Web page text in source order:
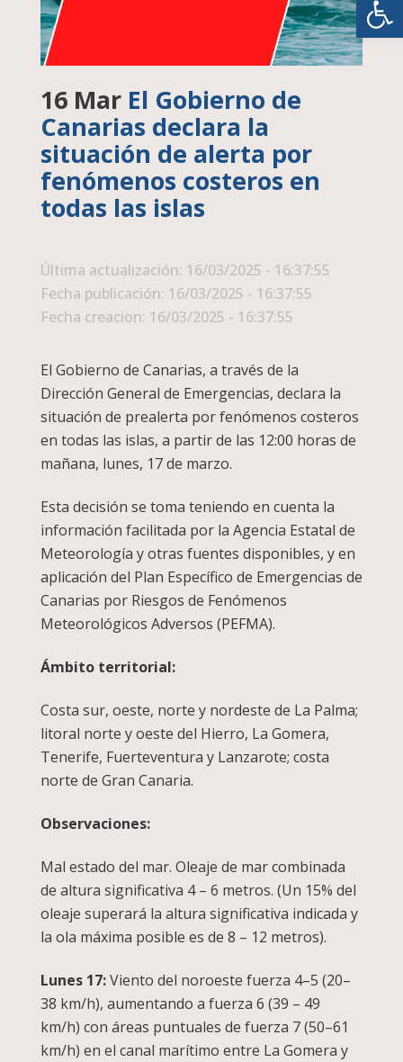
16 MarEl Gobierno de
Canarias declara la
situación de alerta por
fenómenos costeros en
todas las islas
Última actualización: 16/03/2025 - 16:37:55
Fecha publicación: 16/03/2025 - 16:37:55
Fecha creacion: 16/03/2025 - 16:37:55
El Gobierno de Canarias, a través de la
Dirección General de Emergencias, declara la
situación de prealerta por fenómenos costeros
en todas las islas, a partir de las 12:00 horas de
mañana, lunes, 17 de marzo.
Esta decisión se toma teniendo en cuenta la
información facilitada por la Agencia Estatal de
Meteorología y otras fuentes disponibles, y en
aplicación del Plan Específico de Emergencias de
Canarias por Riesgos de Fenómenos
Meteorológicos Adversos (PEFMA).
Ámbito territorial:
Costa sur, oeste, norte y nordeste de La Palma;
litoral norte y oeste del Hierro, La Gomera,
Tenerife, Fuerteventura y Lanzarote; costa
norte de Gran Canaria.
Observaciones:
Mal estado del mar. Oleaje de mar combinada
de altura significativa 4 – 6 metros. (Un 15% del
oleaje superará la altura significativa indicada y
la ola máxima posible es de 8 – 12 metros).
Lunes 17:Viento del noroeste fuerza 4–5 (20–
38 km/h), aumentando a fuerza 6 (39 – 49
km/h) con áreas puntuales de fuerza 7 (50–61
km/h) en el canal marítimo entre La Gomera y